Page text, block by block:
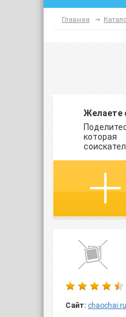
Главная
Желаете
Сайт: chaochai.ru